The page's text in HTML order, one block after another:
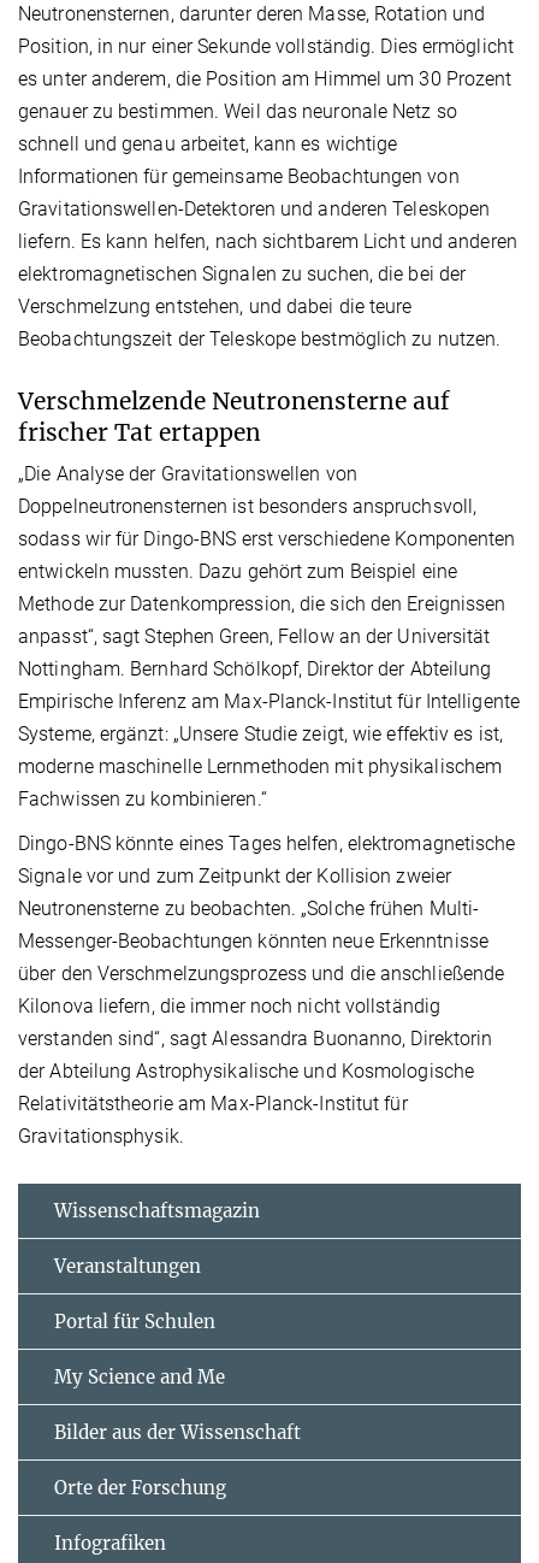
Neutronensternen, darunter deren Masse, Rotation und
Position, in nur einer Sekunde vollständig. Dies ermöglicht
es unter anderem, die Position am Himmel um 30 Prozent
genauer zu bestimmen. Weil das neuronale Netz so
schnell und genau arbeitet, kann es wichtige
Informationen für gemeinsame Beobachtungen von
Gravitationswellen-Detektoren und anderen Teleskopen
liefern. Es kann helfen, nach sichtbarem Licht und anderen
elektromagnetischen Signalen zu suchen, die bei der
Verschmelzung entstehen, und dabei die teure
Beobachtungszeit der Teleskope bestmöglich zu nutzen.
Verschmelzende Neutronensterne auf
frischer Tat ertappen
„Die Analyse der Gravitationswellen von
Doppelneutronensternen ist besonders anspruchsvoll,
sodass wir für Dingo-BNS erst verschiedene Komponenten
entwickeln mussten. Dazu gehört zum Beispiel eine
Methode zur Datenkompression, die sich den Ereignissen
anpasst“, sagt Stephen Green, Fellow an der Universität
Nottingham. Bernhard Schölkopf, Direktor der Abteilung
Empirische Inferenz am Max-Planck-Institut für Intelligente
Systeme, ergänzt: „Unsere Studie zeigt, wie effektiv es ist,
moderne maschinelle Lernmethoden mit physikalischem
Fachwissen zu kombinieren.“
Dingo-BNS könnte eines Tages helfen, elektromagnetische
Signale vor und zum Zeitpunkt der Kollision zweier
Neutronensterne zu beobachten. „Solche frühen Multi-
Messenger-Beobachtungen könnten neue Erkenntnisse
über den Verschmelzungsprozess und die anschließende
Kilonova liefern, die immer noch nicht vollständig
verstanden sind“, sagt Alessandra Buonanno, Direktorin
der Abteilung Astrophysikalische und Kosmologische
Relativitätstheorie am Max-Planck-Institut für
Gravitationsphysik.
Wissenschaftsmagazin
Veranstaltungen
Portal für Schulen
My Science and Me
Bilder aus der Wissenschaft
Orte der Forschung
Infografiken